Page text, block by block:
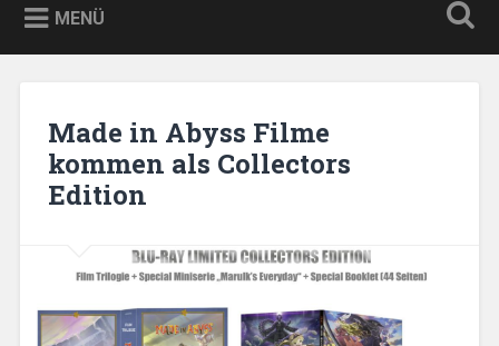
MENÜ
Made in Abyss Filme
kommen als Collectors
Edition